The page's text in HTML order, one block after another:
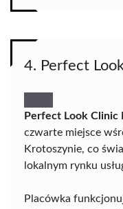
4. Perfect
Perfect Look Clinic
czwarte miejsce
Krotoszynie, co
lokalnym rynku
Placówka